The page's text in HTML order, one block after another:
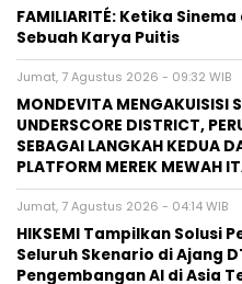
FAMILIARITÉ: Ketika
Sebuah Karya Puitis
Jumat, 7 Agustus 2026 - 09:32 WIB
MONDEVITA MENGAKUISISI
UNDERSCORE DISTRICT,
SEBAGAI LANGKAH KEDUA
PLATFORM MEREK MEWAH
Jumat, 7 Agustus 2026 - 04:14 WIB
HIKSEMI Tampilkan Solusi
Seluruh Skenario di Ajang
Pengembangan AI di Asia